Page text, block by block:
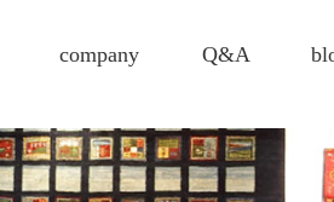
company Q&A